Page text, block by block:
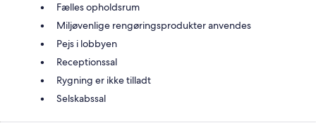
Fælles opholdsrum
Miljøvenlige rengøringsprodukter anvendes
Pejs i lobbyen
Receptionssal
Rygning er ikke tilladt
Selskabssal